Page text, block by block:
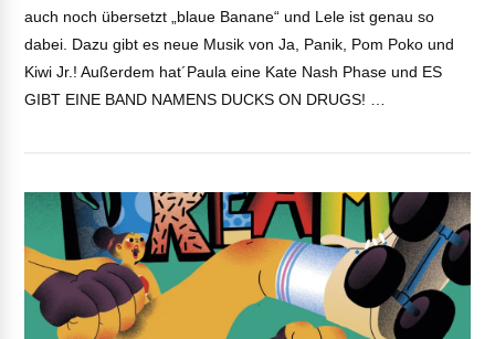
VIEW POST
auch noch übersetzt „blaue Banane“ und Lele ist genau so
dabei. Dazu gibt es neue Musik von Ja, Panik, Pom Poko und
Kiwi Jr.! Außerdem hat´Paula eine Kate Nash Phase und ES
GIBT EINE BAND NAMENS DUCKS ON DRUGS! …